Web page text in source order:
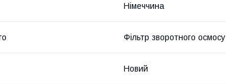
Німеччина
Фільтр зворотного осмосу
Новий